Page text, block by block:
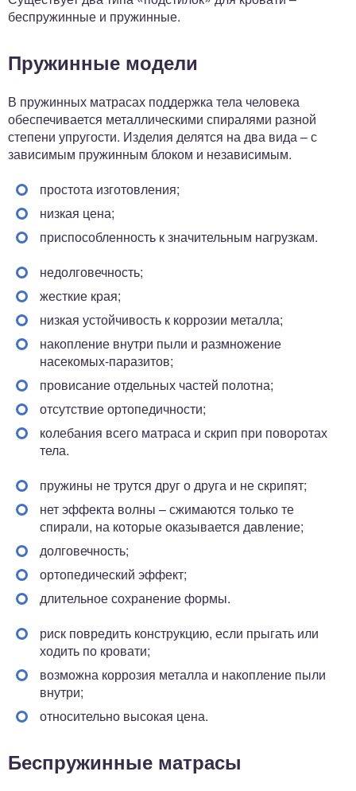
беспружинные и пружинные.
Пружинные модели
В пружинных матрасах поддержка тела человека
обеспечивается металлическими спиралями разной
степени упругости. Изделия делятся на два вида – с
зависимым пружинным блоком и независимым.
простота изготовления;
низкая цена;
приспособленность к значительным нагрузкам.
недолговечность;
жесткие края;
низкая устойчивость к коррозии металла;
накопление внутри пыли и размножение
насекомых-паразитов;
провисание отдельных частей полотна;
отсутствие ортопедичности;
колебания всего матраса и скрип при поворотах
тела.
пружины не трутся друг о друга и не скрипят;
нет эффекта волны – сжимаются только те
спирали, на которые оказывается давление;
долговечность;
ортопедический эффект;
длительное сохранение формы.
риск повредить конструкцию, если прыгать или
ходить по кровати;
возможна коррозия металла и накопление пыли
внутри;
относительно высокая цена.
Беспружинные матрасы